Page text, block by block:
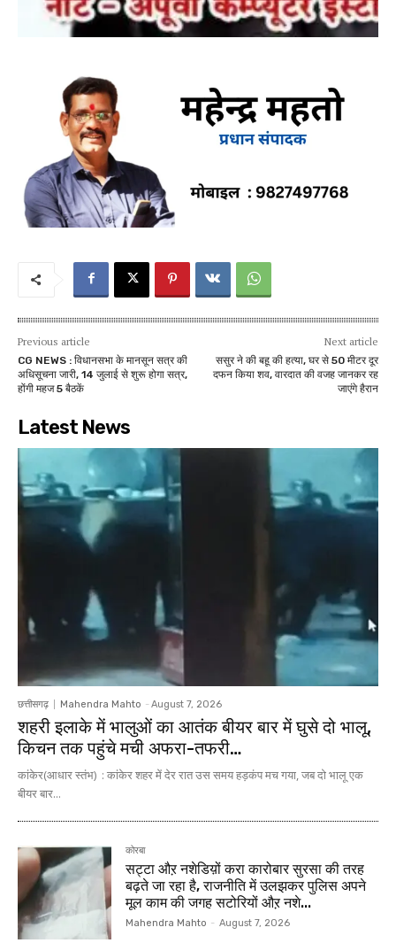
Previous article
CG NEWS : विधानसभा के मानसून सत्र की
अधिसूचना जारी, 14 जुलाई से शुरू होगा सत्र,
होंगी महज 5 बैठकें
Next article
ससुर ने की बहू की हत्या, घर से 50 मीटर दूर
दफन किया शव, वारदात की वजह जानकर रह
जाएंगे हैरान
Latest News
छत्तीसगढ़ Mahendra Mahto - August 7, 2026
शहरी इलाके में भालुओं का आतंक बीयर बार में घुसे दो भालू,
किचन तक पहुंचे मची अफरा-तफरी…
कांकेर(आधार स्तंभ) : कांकेर शहर में देर रात उस समय हड़कंप मच गया, जब दो भालू एक
बीयर बार...
कोरबा
सट्टा औऱ नशेडिय़ों करा कारोबार सुरसा की तरह
बढ़ते जा रहा है, राजनीति में उलझकर पुलिस अपने
मूल काम की जगह सटोरियों औऱ नशे...
Mahendra Mahto - August 7, 2026